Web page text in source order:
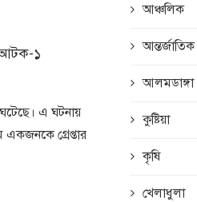
আটক-১
এ ঘটনায়
গ্রেপ্তার
আঞ্চলিক
আন্তর্জাতিক
আলমডাঙ্গা
কুষ্টিয়া
কৃষি
খেলাধুলা